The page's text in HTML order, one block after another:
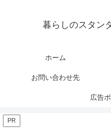
暮らしのスタン
ホーム
お問い合わせ先
広告
PR